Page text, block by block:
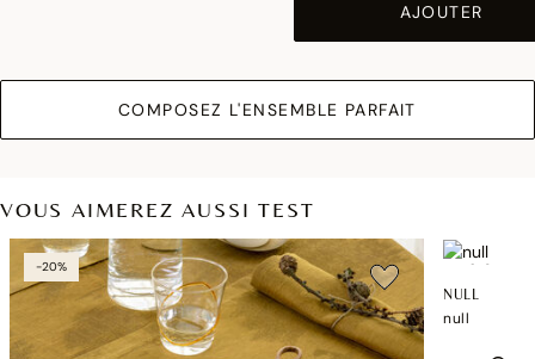
AJOUTER
COMPOSEZ L'ENSEMBLE PARFAIT
VOUS AIMEREZ AUSSI TEST
-20%
NULL
null